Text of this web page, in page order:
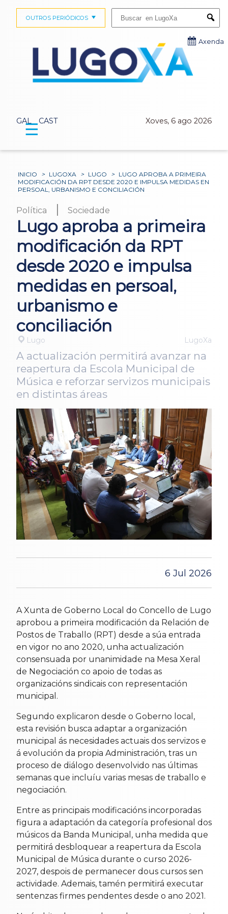
GAL CAST Xoves, 6 ago 2026
OUTROS PERIÓDICOS
Axenda
☰
INICIO > LUGOXA > LUGO > LUGO APROBA A PRIMEIRA
MODIFICACIÓN DA RPT DESDE 2020 E IMPULSA MEDIDAS EN
PERSOAL, URBANISMO E CONCILIACIÓN
Política | Sociedade
Lugo aproba a primeira
modificación da RPT
desde 2020 e impulsa
medidas en persoal,
urbanismo e
conciliación
Lugo LugoXa
A actualización permitirá avanzar na
reapertura da Escola Municipal de
Música e reforzar servizos municipais
en distintas áreas
6 Jul 2026
A Xunta de Goberno Local do Concello de Lugo
aprobou a primeira modificación da Relación de
Postos de Traballo (RPT) desde a súa entrada
en vigor no ano 2020, unha actualización
consensuada por unanimidade na Mesa Xeral
de Negociación co apoio de todas as
organizacións sindicais con representación
municipal.
Segundo explicaron desde o Goberno local,
esta revisión busca adaptar a organización
municipal ás necesidades actuais dos servizos e
á evolución da propia Administración, tras un
proceso de diálogo desenvolvido nas últimas
semanas que incluíu varias mesas de traballo e
negociación.
Entre as principais modificacións incorporadas
figura a adaptación da categoría profesional dos
músicos da Banda Municipal, unha medida que
permitirá desbloquear a reapertura da Escola
Municipal de Música durante o curso 2026-
2027, despois de permanecer dous cursos sen
actividade. Ademais, tamén permitirá executar
sentenzas firmes pendentes desde o ano 2021.